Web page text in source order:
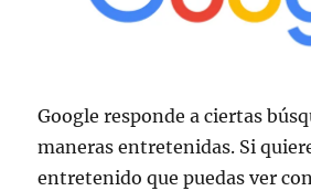
Google responde a ciertas
maneras entretenidas. Si
entretenido que puedas ver